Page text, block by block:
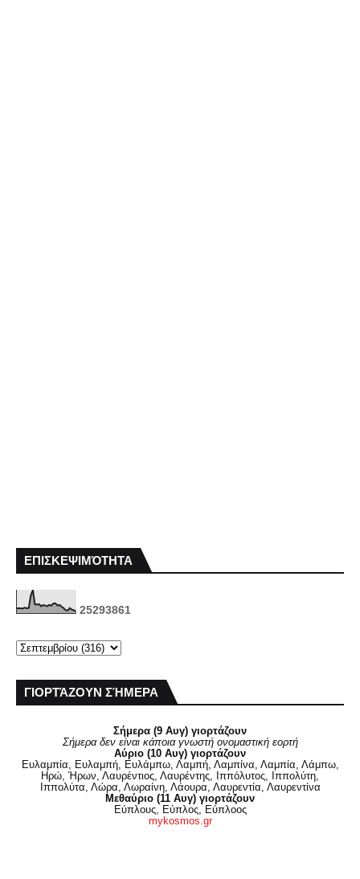
ΕΠΙΣΚΕΨΙΜΌΤΗΤΑ
25293861
ΓΙΟΡΤΆΖΟΥΝ ΣΉΜΕΡΑ
Σήμερα (9 Αυγ) γιορτάζουν
Σήμερα δεν είναι κάποια γνωστή ονομαστική εορτή
Αύριο (10 Αυγ) γιορτάζουν
Ευλαμπία, Ευλαμπή, Ευλάμπω, Λαμπή, Λαμπίνα, Λαμπία, Λάμπω,
Ηρώ, Ήρων, Λαυρέντιος, Λαυρέντης, Ιππόλυτος, Ιππολύτη,
Ιππολύτα, Λώρα, Λωραίνη, Λάουρα, Λαυρεντία, Λαυρεντίνα
Μεθαύριο (11 Αυγ) γιορτάζουν
Εύπλους, Εύπλος, Εύπλοος
mykosmos.gr